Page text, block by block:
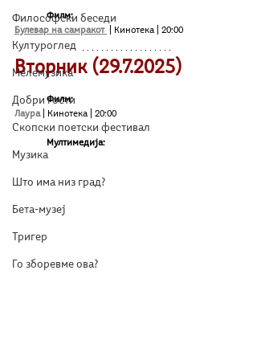
Философски беседи
Културоглед
Мелемузика
Добри гости
Скопски поетски фестивал
Музика
Што има низ град?
Бета-музеј
Тригер
Го зборевме ова?
Филм:
Булевар на самракот
| Кинотека | 20:00
Вторник (29.7.2025)
Филм:
Лаура
| Кинотека | 20:00
Мултимедија: